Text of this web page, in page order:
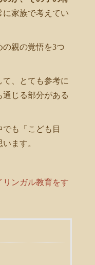
に家族で考えてい
親の覚悟を3つ
、とても参考に
じる部分がある
も「こども目
ます。
ンガル教育をす